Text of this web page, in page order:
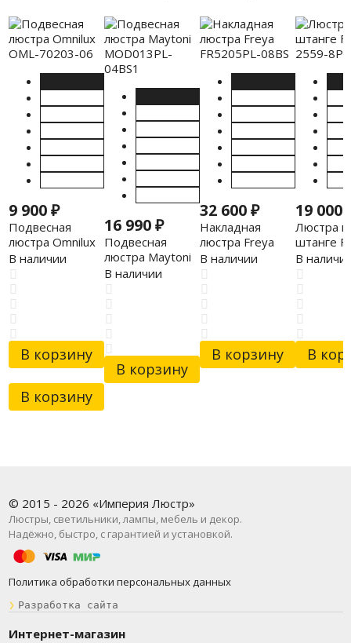
9 900₽
Подвесная
люстра Omnilux
OML-70203-06
В наличии
В корзину
16 990₽
Подвесная
люстра Maytoni
MOD013PL-
04BS1
В наличии
В корзину
32 600₽
Накладная
люстра Freya
FR5205PL-08BS
В наличии
В корзину
19 000
Люстра
штанге
2559-8P
В
В
В корзину
© 2015 - 2026 «Империя Люстр»
Люстры, светильники, лампы, мебель и декор.
Надёжно, быстро, с гарантией и установкой.
Политика обработки персональных данных
❯ Разработка сайта
Интернет-магазин